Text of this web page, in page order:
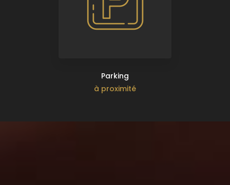
Parking
à proximité